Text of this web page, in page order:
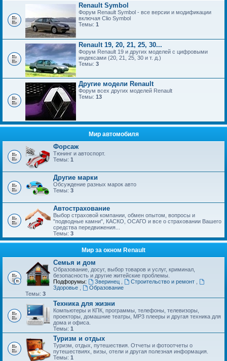
Renault Symbol
Форум Renault Symbol - все версии и модификации
включая Clio Symbol
Темы: 1
Renault 19, 20, 21, 25, 30...
Форум Renault 19 и других моделей с цифровыми
индексами (20, 21, 25, 30 и т. д.)
Темы: 3
Другие модели Renault
Форум всех других моделей Renault
Темы: 13
Мир автомобиля
Форсаж
Тюнинг и автоспорт.
Темы: 1
Другие марки
Обсуждение разных марок авто
Темы: 3
Автострахование
Выбор страховой компании, обмен опытом, вопросы и
"подводные камни", КАСКО, ОСАГО и все о страховании Вашего
средства передвижения...
Темы: 3
Мир за окном Renault
Семья и дом
Образование, досуг, выбор товаров и услуг, криминал,
безопасность и другие житейские проблемы.
Подфорумы:
Зверинец Строительство и ремонт
Здоровье
Образование
Темы: 3
Техника для жизни
Компьютеры и КПК, программы, телефоны, телевизоры,
проекторы, домашние театры, MP3 плееры и другая техника для
дома и офиса.
Темы: 1
Туризм и отдых
Туризм, отдых, путешествия. Отчеты и фотоотчеты о
путешествиях, визы, отели и другая полезная информация.
Темы: 1